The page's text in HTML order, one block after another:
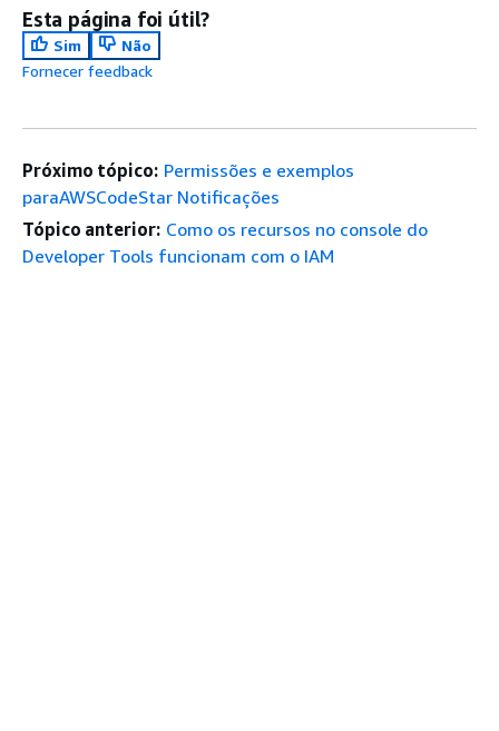
Esta página foi útil?
Sim
Não
Fornecer feedback
Próximo tópico: Permissões e exemplos
paraAWSCodeStar Notificações
Tópico anterior: Como os recursos no console do
Developer Tools funcionam com o IAM